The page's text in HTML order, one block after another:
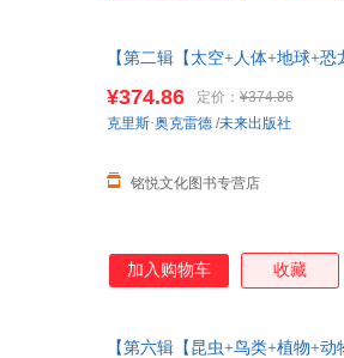
【第二辑【太空+人体+地球+
¥374.86 定价： ¥374.86
铭悦文化图书专营店
克里斯·奥克雷德 /未来出版社
加入购物车 收藏
【第六辑【昆虫+鸟类+植物+